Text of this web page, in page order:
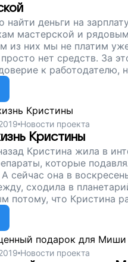
найти деньги на
мастерской и
из них мы не платим
просто нет средств. За
к работодателю,
продолжают работать,
им важно быть
на работу. Вы
нашу мастерскую,
здоровья и всех, кто
друзей и надежду. Не
Новости проекта
Кристины
Кристина жила в
которые
сейчас она в
сходила в
потому, что Кристина
мастерской и
собираем деньги, чтобы
продолжала работу.
мы едва
доверяют нам, очень
Новости проекта